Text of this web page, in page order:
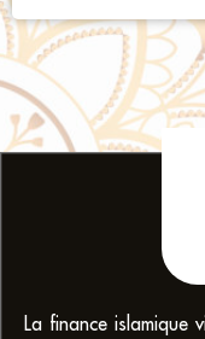
La finance islamique